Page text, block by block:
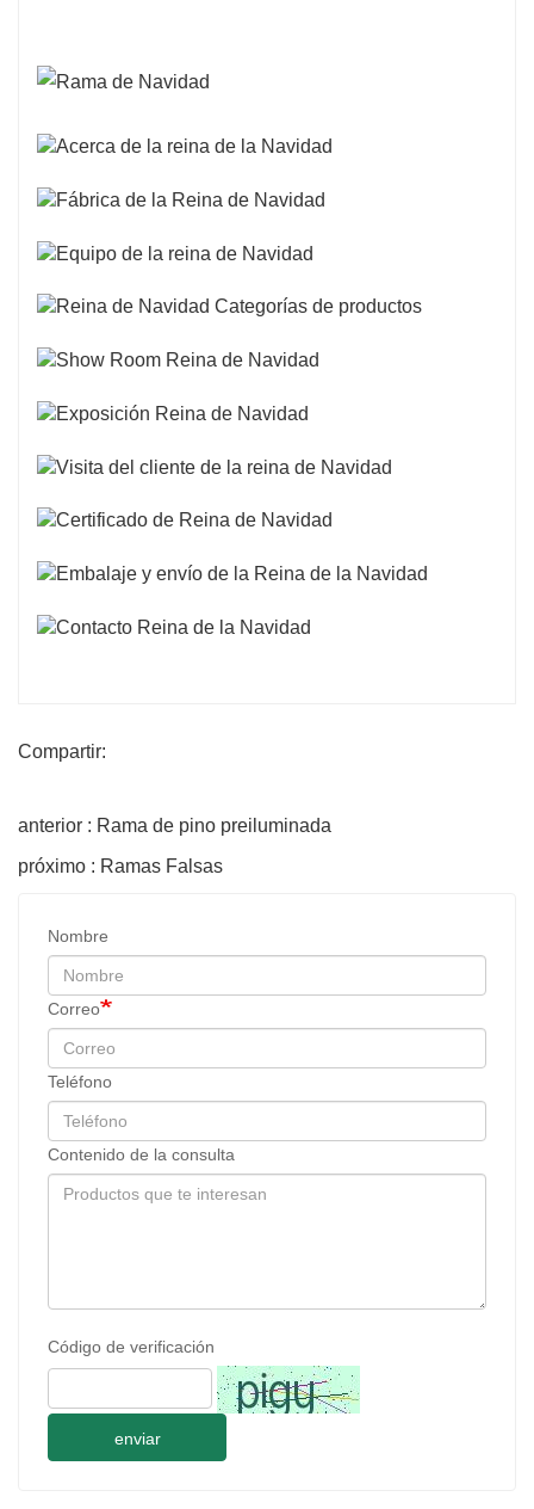
Compartir:
anterior : Rama de pino preiluminada
próximo : Ramas Falsas
Nombre
Correo
Teléfono
Contenido de la consulta
Código de verificación
enviar